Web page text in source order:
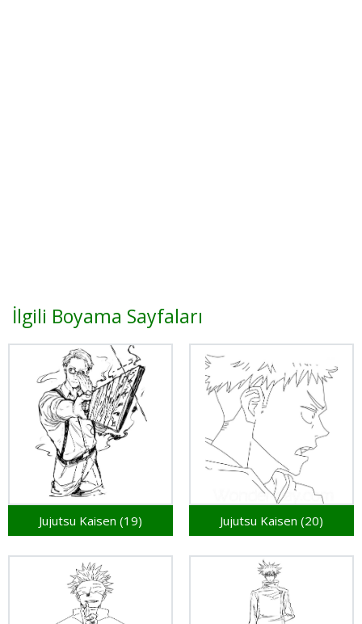
İlgili Boyama Sayfaları
Jujutsu Kaisen (19) Jujutsu Kaisen (20)